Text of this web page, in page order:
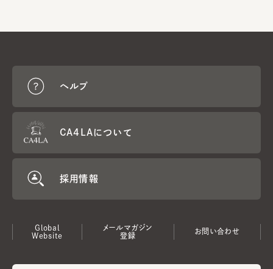
ヘルプ
CA4LAについて
採用情報
Global
Website
メールマガジン
登録
お問い合わせ